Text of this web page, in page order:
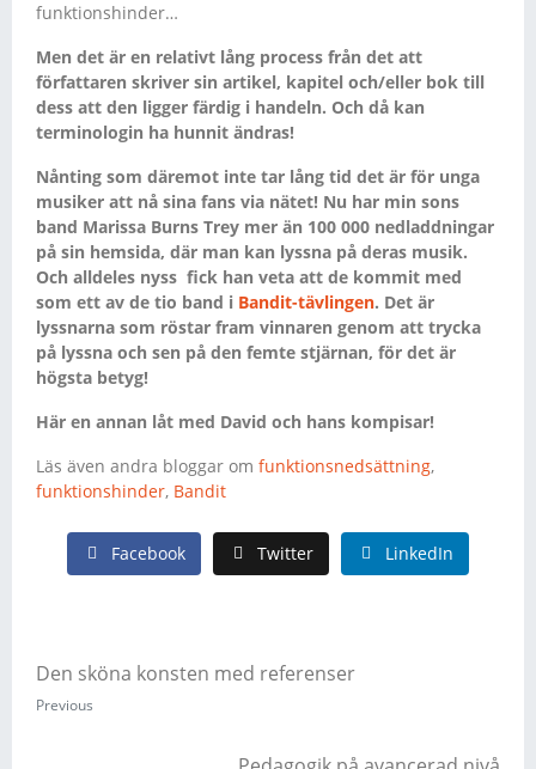
funktionshinder…
Men det är en relativt lång process från det att
författaren skriver sin artikel, kapitel och/eller bok till
dess att den ligger färdig i handeln. Och då kan
terminologin ha hunnit ändras!
Nånting som däremot inte tar lång tid det är för unga
musiker att nå sina fans via nätet! Nu har min sons
band Marissa Burns Trey mer än 100 000 nedladdningar
på sin hemsida, där man kan lyssna på deras musik.
Och alldeles nyss fick han veta att de kommit med
som ett av de tio band i Bandit-tävlingen. Det är
lyssnarna som röstar fram vinnaren genom att trycka
på lyssna och sen på den femte stjärnan, för det är
högsta betyg!
Här en annan låt med David och hans kompisar!
Läs även andra bloggar om funktionsnedsättning,
funktionshinder, Bandit
Facebook Twitter LinkedIn
Den sköna konsten med referenser
Previous